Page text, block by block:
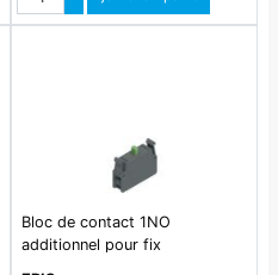
Bloc de contact 1NO
additionnel pour fix